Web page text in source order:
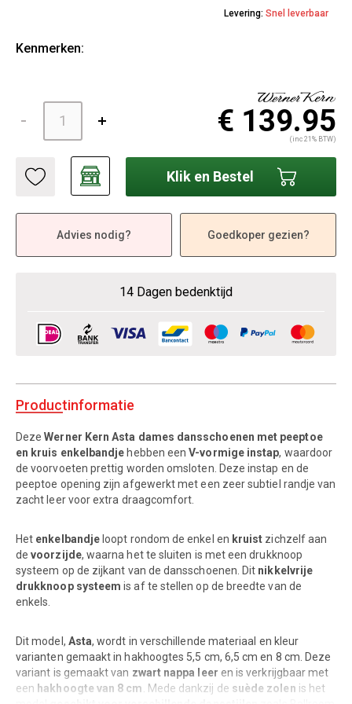
Levering: Snel leverbaar
Kenmerken:
€ 139.95
(inc 21% BTW)
Klik en Bestel
Advies nodig? Goedkoper gezien?
14 Dagen bedenktijd
Productinformatie
Deze Werner Kern Asta dames dansschoenen met peeptoe
en kruis enkelbandje hebben eenV-vormige instap, waardoor
de voorvoeten prettig worden omsloten. Deze instap en de
peeptoe opening zijn afgewerkt met een zeer subtiel randje van
zacht leer voor extra draagcomfort.
Het enkelbandje loopt rondom de enkel en kruist zichzelf aan
devoorzijde, waarna het te sluiten is met een drukknoop
systeem op de zijkant van de dansschoenen. Dit nikkelvrije
drukknoop systeem is af te stellen op de breedte van de
enkels.
Dit model, Asta, wordt in verschillende materiaal en kleur
varianten gemaakt in hakhoogtes 5,5 cm, 6,5 cm en 8 cm. Deze
variant is gemaakt van zwart nappa leer en is verkrijgbaar met
een hakhoogte van 8 cm . Mede dankzij de suède zolen is het